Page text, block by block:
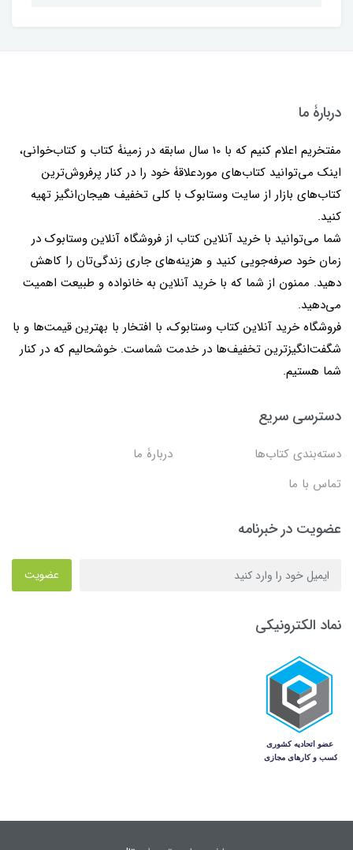
دربارۀ ما
مفتخریم اعلام کنیم که با 10 سال سابقه در زمینۀ کتاب و کتاب‌خوانی،
اینک می‌توانید کتاب‌های موردعلاقۀ خود را در کنار پرفروش‌ترین
کتاب‌های بازار از سایت وستابوک با کلی تخفیف هیجان‌انگیز تهیه
کنید.
شما می‌توانید با خرید آنلاین کتاب از فروشگاه آنلاین وستابوک در
زمان خود صرفه‌جویی کنید و هزینه‌های جاری زندگی‌تان را کاهش
دهید. ممنون از شما که با خرید آنلاین به خانواده و طبیعت اهمیت
می‌دهید.
فروشگاه خرید آنلاین کتاب وستابوک، با افتخار با بهترین قیمت‌ها و با
شگفت‌انگیزترین تخفیف‌ها در خدمت شماست. خوشحالیم که در کنار
شما هستیم.
دسترسی سریع
دسته‌بندی کتاب‌ها
دربارۀ ما
تماس با ما
عضویت در خبرنامه
عضویت
نماد الکترونیکی